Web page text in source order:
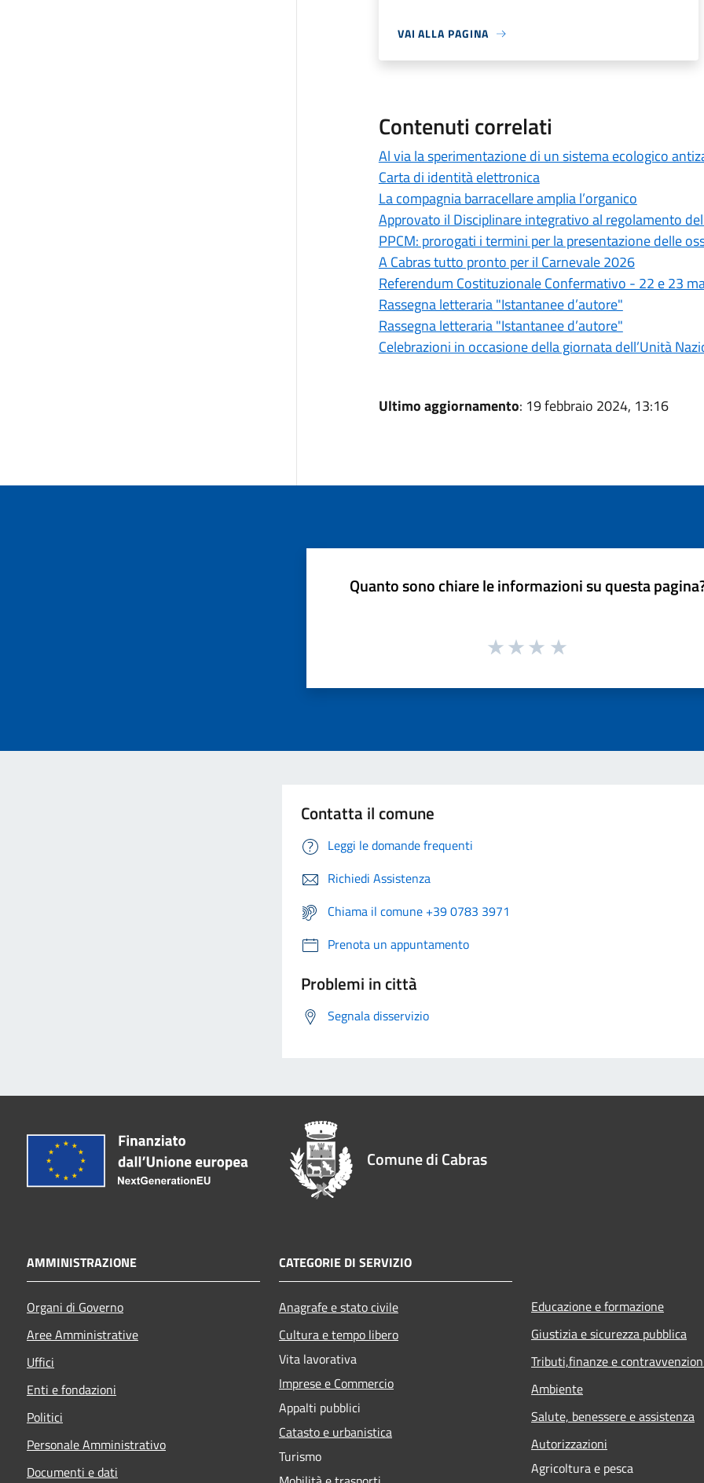
VAI ALLA PAGINA
Contenuti correlati
Al via la sperimentazione di un sistema ecologico
Carta di identità elettronica
La compagnia barracellare amplia l’organico
Approvato il Disciplinare integrativo al regolamento
PPCM: prorogati i termini per la presentazione delle
A Cabras tutto pronto per il Carnevale 2026
Referendum Costituzionale Confermativo - 22 e 23
Rassegna letteraria "Istantanee d’autore"
Rassegna letteraria "Istantanee d’autore"
Celebrazioni in occasione della giornata dell’Unità
Ultimo aggiornamento: 19 febbraio 2024, 13:16
Quanto sono chiare le informazioni su questa
Contatta il comune
Leggi le domande frequenti
Richiedi Assistenza
Chiama il comune +39 0783 3971
Prenota un appuntamento
Problemi in città
Segnala disservizio
Comune di Cabras
AMMINISTRAZIONE
Organi di Governo
Aree Amministrative
Uffici
Enti e fondazioni
Politici
Personale Amministrativo
Documenti e dati
CATEGORIE DI SERVIZIO
Anagrafe e stato civile
Cultura e tempo libero
Vita lavorativa
Imprese e Commercio
Appalti pubblici
Catasto e urbanistica
Turismo
Educazione e formazione
Giustizia e sicurezza pubblica
Tributi,finanze e
Ambiente
Salute, benessere e assistenza
Autorizzazioni
Agricoltura e pesca